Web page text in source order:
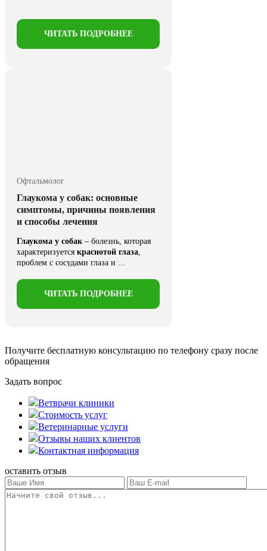
ЧИТАТЬ ПОДРОБНЕЕ
Офтальмолог
Глаукома у собак: основные
симптомы, причины появления
и способы лечения
Глаукома у собак – болезнь, которая
характеризуется краснотой глаза
проблем с сосудами глаза и ...
ЧИТАТЬ ПОДРОБНЕЕ
Получите бесплатную консультацию по телефону сразу после
обращения
Задать вопрос
Ветврачи клиники
Стоимость услуг
Ветеринарные услуги
Отзывы наших клиентов
Контактная информация
оставить отзыв